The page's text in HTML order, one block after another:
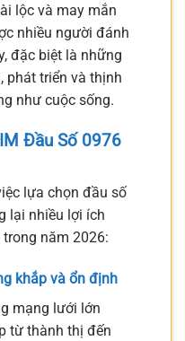
lộc và may mắn
nhiều người đánh
đặc biệt là những
phát triển và thịnh
như cuộc sống.
Đầu Số 0976
lựa chọn đầu số
lại nhiều lợi ích
năm 2026:
khắp và ổn định
mạng lưới lớn
từ thành thị đến